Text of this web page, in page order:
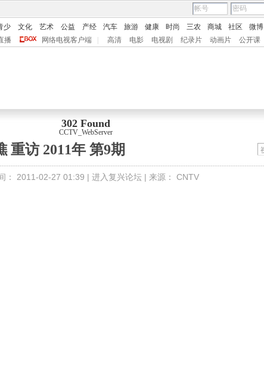
少 文化 艺术 公益 产经 汽车 旅游 健康 时尚 三农 商城 社区 微博
播 网络电视客户端 高清 电影 电视剧 纪录片 动画片 公开课
302 Found
CCTV_WebServer
重访 2011年 第9期
： 2011-02-27 01:39 | 进入复兴论坛 | 来源： CNTV